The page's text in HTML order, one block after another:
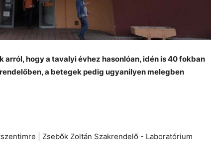
hogy a tavalyi évhez hasonlóan, idén is 40 fokban
a betegek pedig ugyanilyen melegben